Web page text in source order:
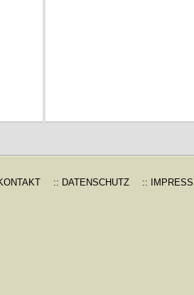
:: DATENSCHUTZ ::